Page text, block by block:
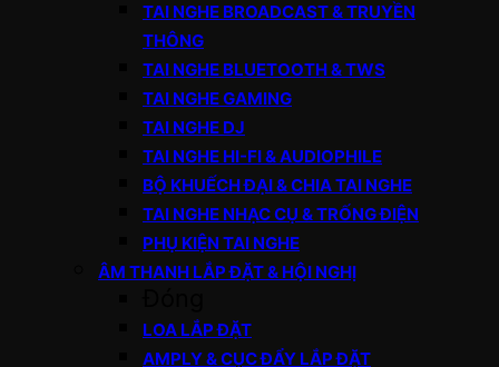
TAI NGHE BROADCAST & TRUYỀN
THÔNG
TAI NGHE BLUETOOTH & TWS
TAI NGHE GAMING
TAI NGHE DJ
TAI NGHE HI-FI & AUDIOPHILE
BỘ KHUẾCH ĐẠI & CHIA TAI NGHE
TAI NGHE NHẠC CỤ & TRỐNG ĐIỆN
PHỤ KIỆN TAI NGHE
ÂM THANH LẮP ĐẶT & HỘI NGHỊ
LOA LẮP ĐẶT
AMPLY & CỤC ĐẨY LẮP ĐẶT